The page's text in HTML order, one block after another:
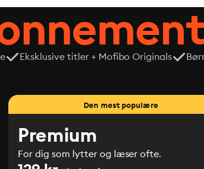
Eksklusive titler + Mofibo Originals
Den mest populære
Premium
For dig som lytter og læser ofte.